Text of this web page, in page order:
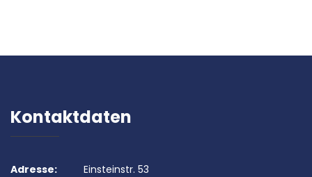
Kontaktdaten
Adresse:
Einsteinstr. 53